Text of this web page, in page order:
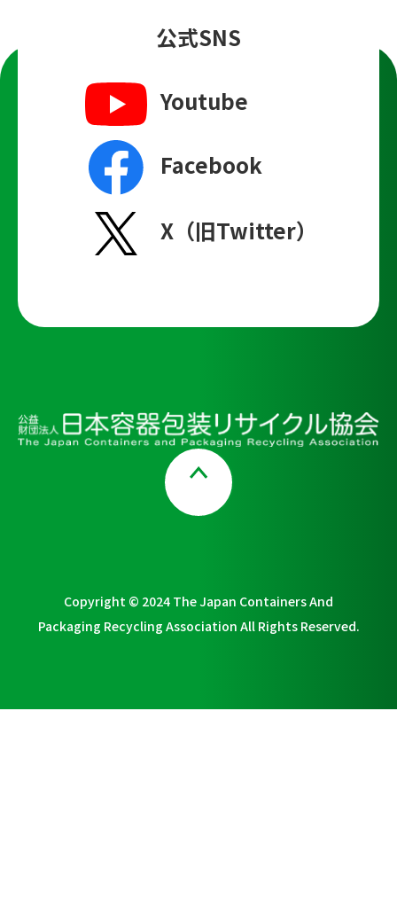
公式SNS
Youtube
Facebook
X（旧Twitter）
Copyright © 2024 The Japan Containers And
Packaging Recycling Association All Rights Reserved.